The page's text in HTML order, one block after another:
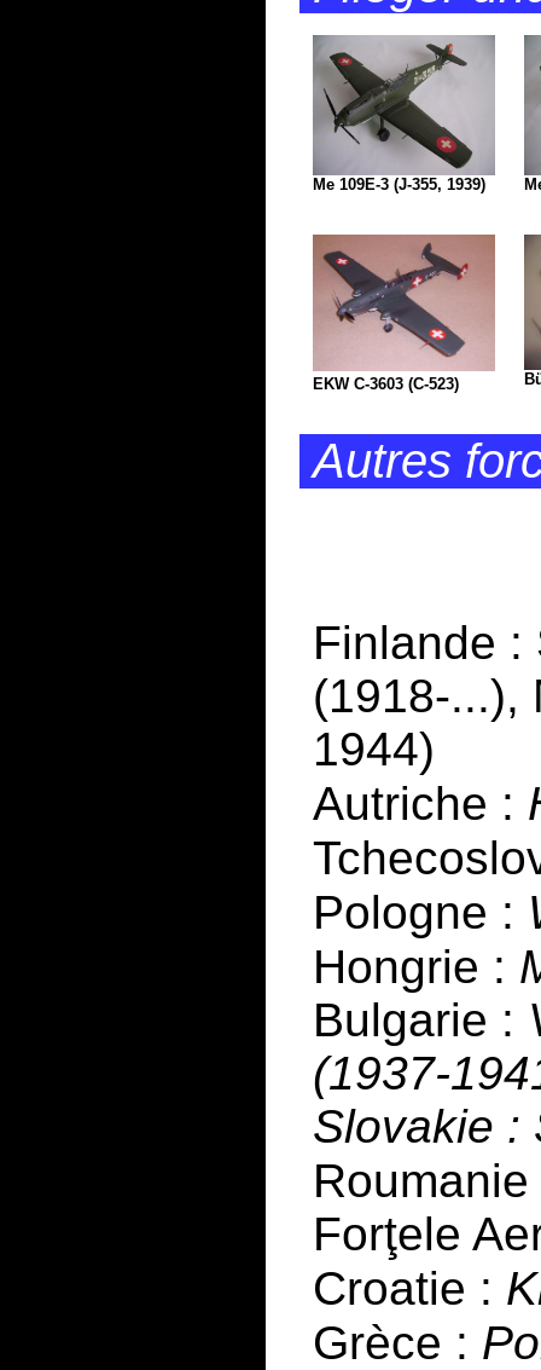
Me 109E-3 (J-355, 1939)
EKW C-3603 (C-523)
Autres
Finlande :
(1918-...),
1944)
Autriche :
Pologne :
Hongrie :
Bulgarie :
(1937-
Slovakie :
Forţele
Croatie :
Grèce :